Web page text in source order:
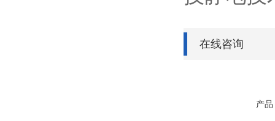
在线咨询
产品